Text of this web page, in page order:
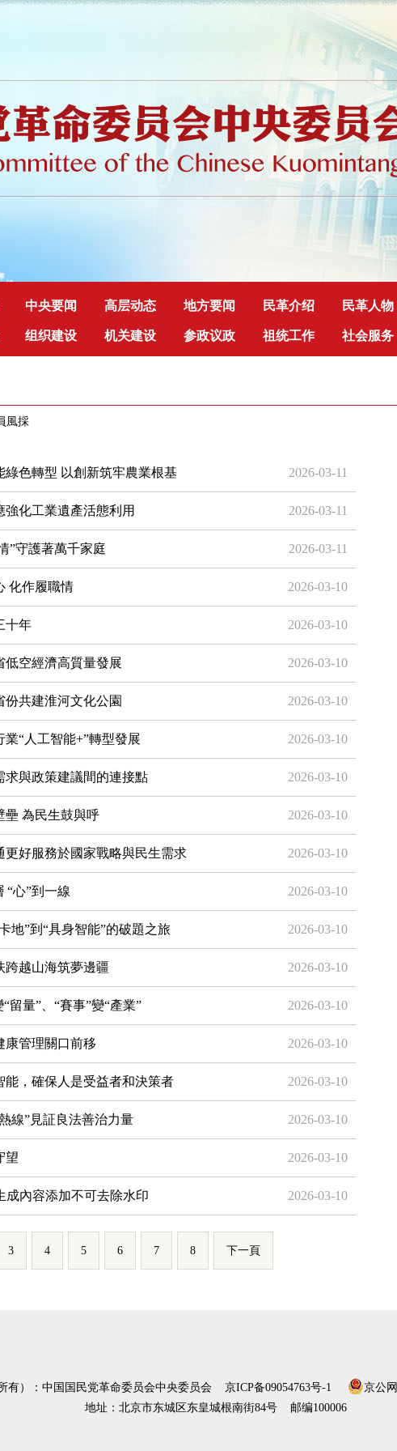
中央要闻 高层动态 地方要闻 民革介绍 民革人物
组织建设 机关建设 参政议政 祖统工作 社会服务
風採
色轉型 以創新筑牢農業根基 2026-03-11
化工業遺產活態利用 2026-03-11
”守護著萬千家庭 2026-03-11
化作履職情 2026-03-10
十年 2026-03-10
低空經濟高質量發展 2026-03-10
共建淮河文化公園 2026-03-10
“人工智能+”轉型發展 2026-03-10
求與政策建議間的連接點 2026-03-10
壘 為民生鼓與呼 2026-03-10
好服務於國家戰略與民生需求 2026-03-10
“心”到一線 2026-03-10
地”到“具身智能”的破題之旅 2026-03-10
跨越山海筑夢邊疆 2026-03-10
留量”、“賽事”變“產業” 2026-03-10
康管理關口前移 2026-03-10
，確保人是受益者和決策者 2026-03-10
線”見証良法善治力量 2026-03-10
望 2026-03-10
內容添加不可去除水印 2026-03-10
3 4 5 6 7 8 下一頁
有）：中国国民党革命委员会中央委员会 京ICP备09054763号-1
京公
地址：北京市东城区东皇城根南街84号 邮编100006